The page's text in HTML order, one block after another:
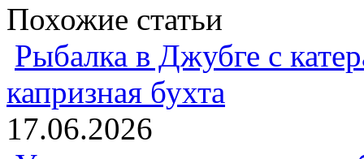
Похожие статьи
Рыбалка в Джубге с
капризная бухта
17.06.2026